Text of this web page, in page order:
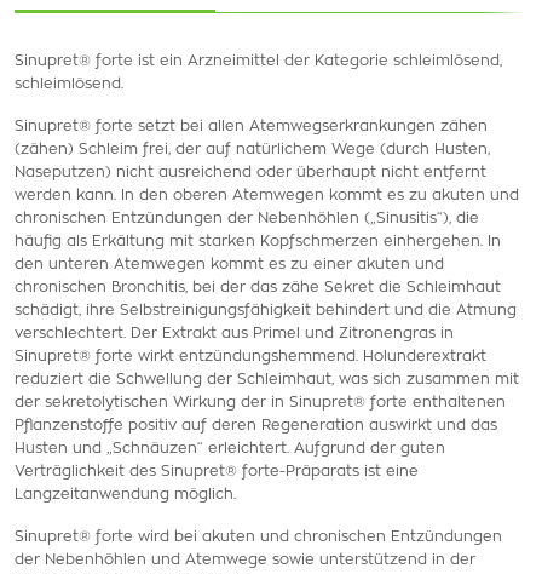
Sinupret® forte ist ein Arzneimittel der Kategorie schleimlösend,
schleimlösend.
Sinupret® forte setzt bei allen Atemwegserkrankungen zähen
(zähen) Schleim frei, der auf natürlichem Wege (durch Husten,
Naseputzen) nicht ausreichend oder überhaupt nicht entfernt
werden kann. In den oberen Atemwegen kommt es zu akuten und
chronischen Entzündungen der Nebenhöhlen („Sinusitis“), die
häufig als Erkältung mit starken Kopfschmerzen einhergehen. In
den unteren Atemwegen kommt es zu einer akuten und
chronischen Bronchitis, bei der das zähe Sekret die Schleimhaut
schädigt, ihre Selbstreinigungsfähigkeit behindert und die Atmung
verschlechtert. Der Extrakt aus Primel und Zitronengras in
Sinupret® forte wirkt entzündungshemmend. Holunderextrakt
reduziert die Schwellung der Schleimhaut, was sich zusammen mit
der sekretolytischen Wirkung der in Sinupret® forte enthaltenen
Pflanzenstoffe positiv auf deren Regeneration auswirkt und das
Husten und „Schnäuzen“ erleichtert. Aufgrund der guten
Verträglichkeit des Sinupret® forte-Präparats ist eine
Langzeitanwendung möglich.
Sinupret® forte wird bei akuten und chronischen Entzündungen
der Nebenhöhlen und Atemwege sowie unterstützend in der